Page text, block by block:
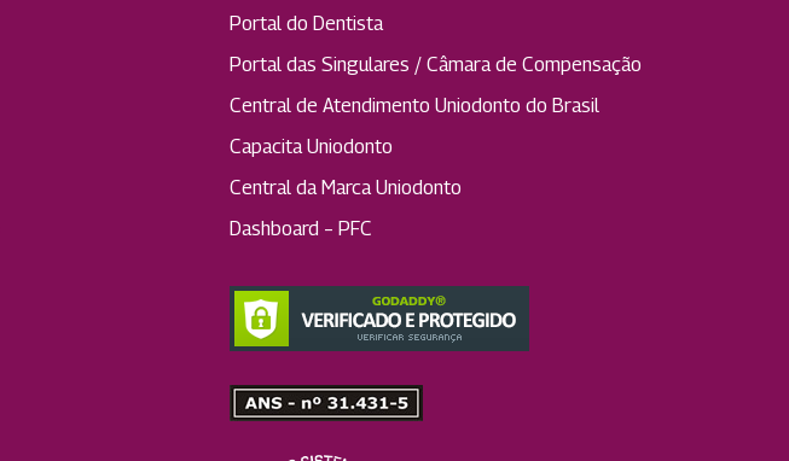
Portal do Dentista
Portal das Singulares / Câmara de Compensação
Central de Atendimento Uniodonto do Brasil
Capacita Uniodonto
Central da Marca Uniodonto
Dashboard – PFC